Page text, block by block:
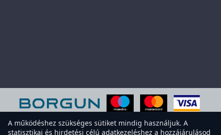
A működéshez szükséges sütiket mindig használjuk. A
statisztikai és hirdetési célú adatkezeléshez a hozzájárulásod